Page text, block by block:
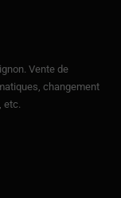
Vente de
changement
etc.